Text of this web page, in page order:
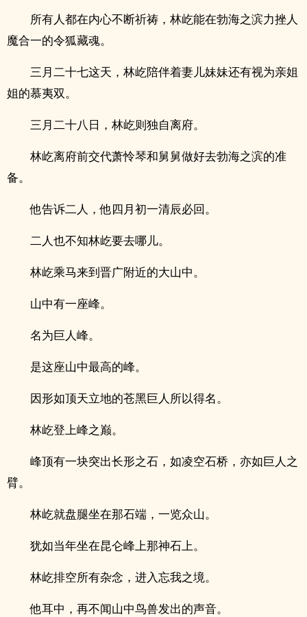
所有人都在内心不断祈祷，林屹能在勃海之滨力挫人
魔合一的令狐藏魂。
三月二十七这天，林屹陪伴着妻儿妹妹还有视为亲姐
姐的慕夷双。
三月二十八日，林屹则独自离府。
林屹离府前交代萧怜琴和舅舅做好去勃海之滨的准
备。
他告诉二人，他四月初一清辰必回。
二人也不知林屹要去哪儿。
林屹乘马来到晋广附近的大山中。
山中有一座峰。
名为巨人峰。
是这座山中最高的峰。
因形如顶天立地的苍黑巨人所以得名。
林屹登上峰之巅。
峰顶有一块突出长形之石，如凌空石桥，亦如巨人之
臂。
林屹就盘腿坐在那石端，一览众山。
犹如当年坐在昆仑峰上那神石上。
林屹排空所有杂念，进入忘我之境。
他耳中，再不闻山中鸟兽发出的声音。